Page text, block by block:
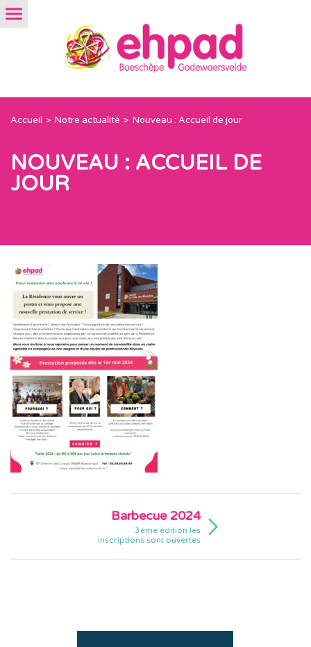
Accueil Notre actualité Nouveau : Accueil de jour
NOUVEAU : ACCUEIL DE
JOUR
Barbecue 2024
3ème édition les
inscriptions sont ouvertes